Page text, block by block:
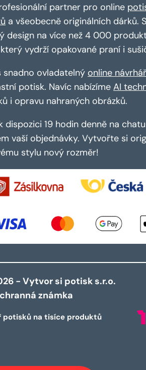
partner pro online
a všeobecně originálních dárků.
design na více než 4 000
vydrží opakované praní i
snadno ovladatelný online návrhář
potisk. Navíc nabízíme AI
i opravu nahraných obrázků.
19 hodin denně na
vaší objednávky. Vytvořte si
stylu nový rozměr!
- Vytvor si potisk s.r.o.
známka
potisků na tisíce produktů